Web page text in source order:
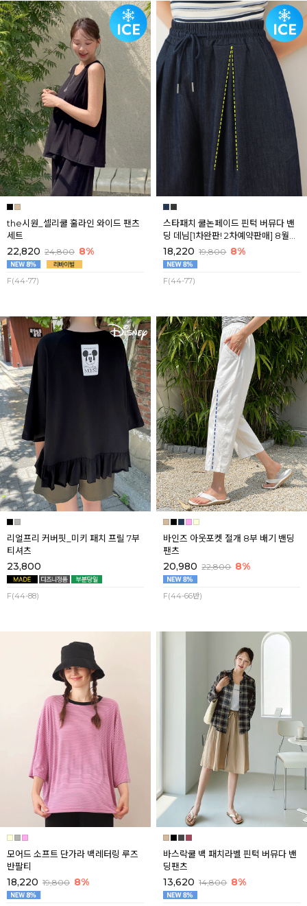
the시원_셀리쿨 훌라인 와이드 팬츠
세트
22,820 24,800 8%
F(44-77)
스타패치 쿨논페이드 핀턱 버뮤다 밴
딩 데님[1차완판! 2차예약판매] 8월셋
째주 순차배송
18,220 19,800 8%
F(44-77)
리얼프리 커버핏_미키 패치 프릴 7부
티셔츠
23,800
F(44-88)
바인즈 아웃포켓 절개 8부 배기 밴딩
팬츠
20,980 22,800 8%
F(44-66반)
모어드 소프트 단가라 백레터링 루즈
반팔티
18,220 19,800 8%
바스락쿨 백 패치라벨 핀턱 버뮤다 밴
딩팬츠
13,620 14,800 8%